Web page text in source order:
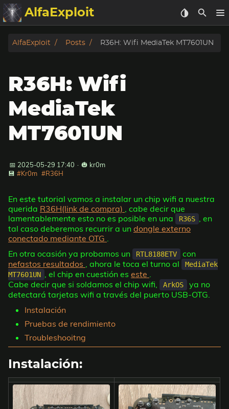
AlfaExploit
Categorias
Info
Bughunter
Badguys
tinysa-tools
AlfaExploit Posts R36H: Wifi MediaTek MT7601UN
R36H: Wifi
MediaTek
MT7601UN
📅 2025-05-29 17:40 · 🎃 kr0m
💾 #Kr0m #R36H
En este tutorial vamos a instalar un chip wifi a nuestra
querida R36H(link de compra) , cabe decir que
lamentablemente esto no es posible en una
R36S , en
tal caso deberemos recurrir a un dongle externo
conectado mediante OTG .
En otra ocasión ya probamos un
RTL8188ETV
con
nefastos resultados , ahora le toca el turno al
MediaTek
MT7601UN , el chip en cuestión es este .
Cabe decir que si soldamos el chip wifi,
ArkOS
ya no
detectará tarjetas wifi a través del puerto USB-OTG.
Instalación
Pruebas de rendimiento
Troubleshooitng
Instalación: